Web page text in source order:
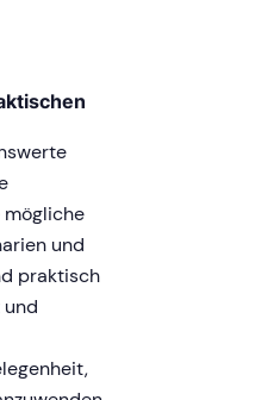
mögliche
und
praktisch